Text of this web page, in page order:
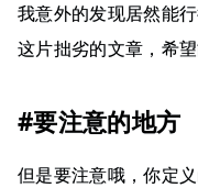
我意外的发现居然能
这片拙劣的文章，希
#要注意的地方
但是要注意哦，你定